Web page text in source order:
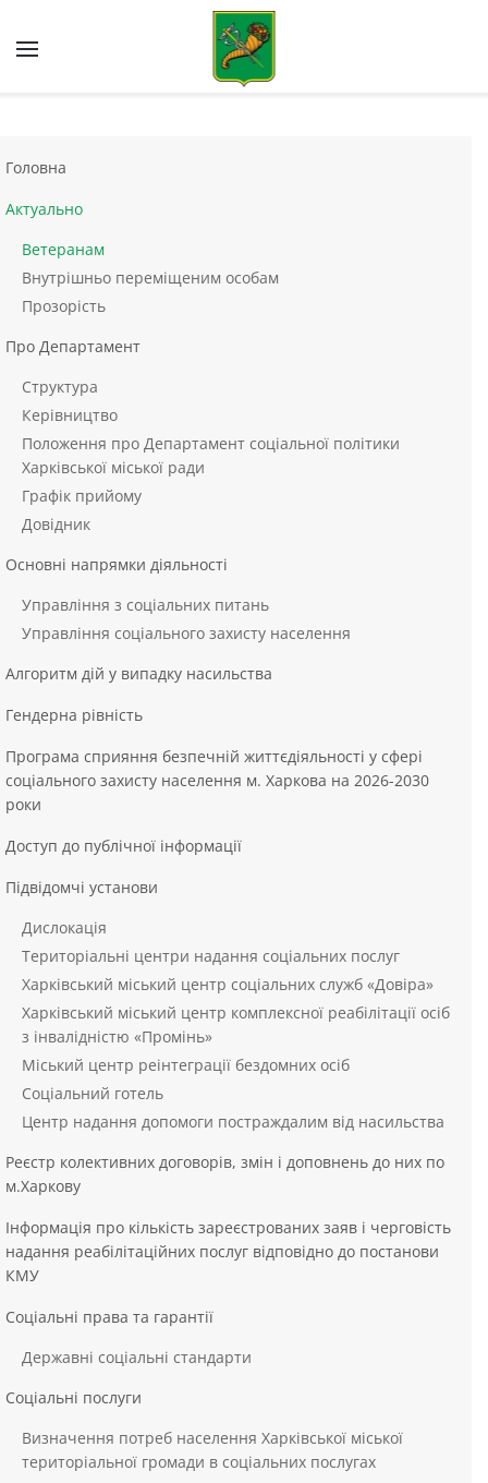
Skip to main content
Головна
Актуально
Ветеранам
Внутрішньо переміщеним особам
Прозорість
Про Департамент
Структура
Керівництво
Положення про Департамент соціальної політики
Харківської міської ради
Графік прийому
Довідник
Основні напрямки діяльності
Управління з соціальних питань
Управління соціального захисту населення
Алгоритм дій у випадку насильства
Гендерна рівність
Програма сприяння безпечній життєдіяльності у сфері
соціального захисту населення м. Харкова на 2026-2030
роки
Доступ до публічної інформації
Підвідомчі установи
Дислокація
Територіальні центри надання соціальних послуг
Харківський міський центр соціальних служб «Довіра»
Харківський міський центр комплексної реабілітації осіб
з інвалідністю «Промінь»
Міський центр реінтеграції бездомних осіб
Соціальний готель
Центр надання допомоги постраждалим від насильства
Реєстр колективних договорів, змін і доповнень до них по
м.Харкову
Інформація про кількість зареєстрованих заяв і черговість
надання реабілітаційних послуг відповідно до постанови
КМУ
Соціальні права та гарантії
Державні соціальні стандарти
Соціальні послуги
Визначення потреб населення Харківської міської
територіальної громади в соціальних послугах